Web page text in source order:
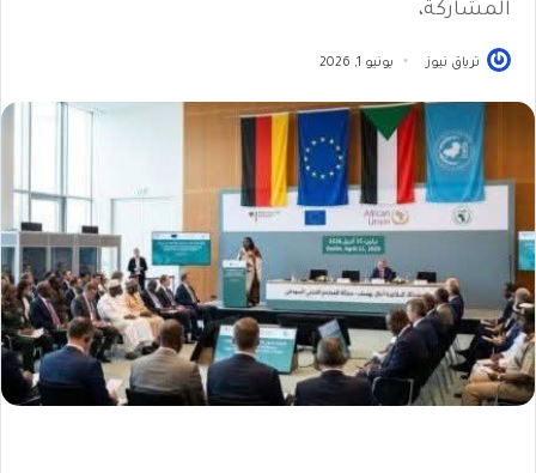
المشاركة،
ترياق نيوز يونيو 1, 2026